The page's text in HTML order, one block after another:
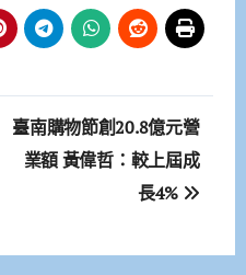
臺南購物節創20.8億元營
業額 黃偉哲：較上屆成
長4%